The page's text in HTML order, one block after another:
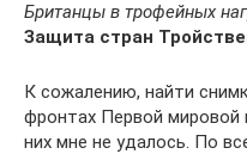
Британцы в трофейных
Защита стран
К сожалению, найти
фронтах Первой мировой
них мне не удалось. По